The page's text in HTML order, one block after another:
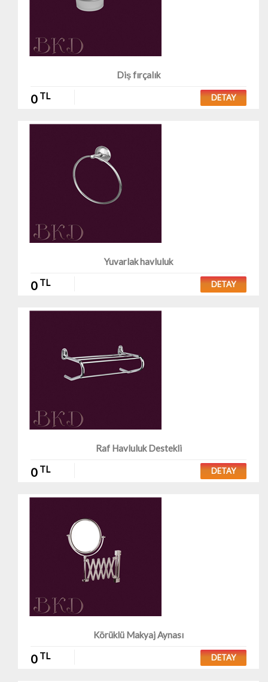
Diş fırçalık
0 TL DETAY
Yuvarlak havluluk
0 TL DETAY
Raf Havluluk Destekli
0 TL DETAY
Körüklü Makyaj Aynası
0 TL DETAY